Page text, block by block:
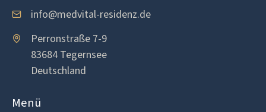
info@medvital-residenz.de
Perronstraße 7-9
83684 Tegernsee
Deutschland
Menü